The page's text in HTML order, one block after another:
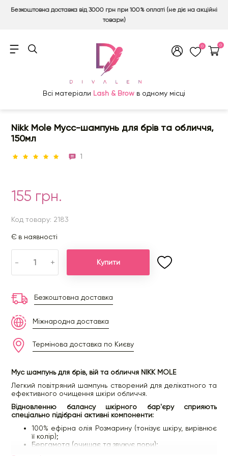
Безкоштовна доставка від 3000 грн при 100% оплаті (не діє на акційні
товари)
0 0
Всі матеріали Lash & Brow в одному місці
Nikk Mole Мусс-шампунь для брів та обличчя,
150мл
1
155 грн.
Код товару: 2183
Є в наявності
- + Купити
Безкоштовна доставка
Міжнародна доставка
Термінова доставка по Києву
Мус шампунь для брів, вій та обличчя NIKK MOLE
Легкий повітряний шампунь створений для делікатного та
ефективного очищення шкіри обличчя.
Відновленню балансу шкірного бар'єру сприяють
спеціально підібрані активні компоненти:
100% ефірна олія Розмарину (тонізує шкіру, вирівнює
її колір);
Бергамота (очищає та звужує пори);